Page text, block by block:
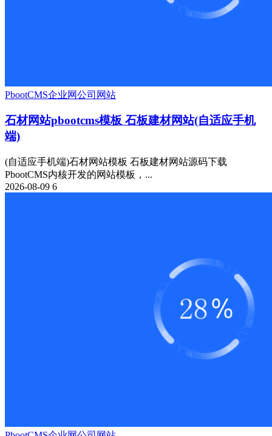
PbootCMS企业网公司网站
石材网站pbootcms模板 石板建材网站(自适应手机
端)
(自适应手机端)石材网站模板 石板建材网站源码下载
PbootCMS内核开发的网站模板，...
2026-08-09 6